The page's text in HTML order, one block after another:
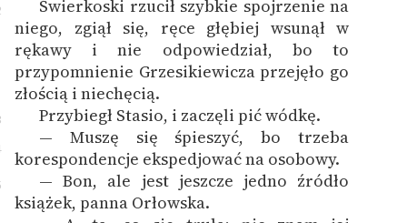
Świerkoski rzucił szybkie spojrzenie na
niego, zgiął się, ręce głębiej wsunął w
rękawy i nie odpowiedział, bo to
przypomnienie Grzesikiewicza przejęło go
złością i niechęcią.
Przybiegł Stasio, i zaczęli pić wódkę.
— Muszę się śpieszyć, bo trzeba
korespondencje ekspedjować na osobowy.
— Bon, ale jest jeszcze jedno źródło
książek, panna Orłowska.